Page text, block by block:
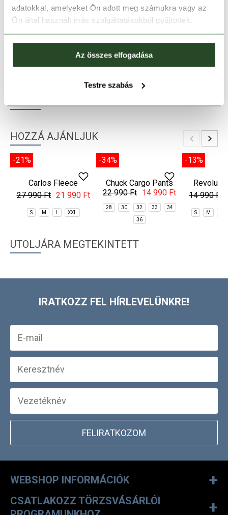
adatokkal, amelyeket Ön adott meg számukra vagy az
Ön által használt más szolgáltatásokból gyűjtöttek.
Az összes elfogadása
Testre szabás
30 napos visszaküldés
1-2 munkanapos szállítás
HOZZÁ AJÁNLJUK
Pullover
27 990 Ft 21 990 Ft
-34%
Chuck Cargo Pants
22 990 Ft 14 990 Ft
28 30 32 33 34
36
-13%
14 990 Ft
S M
UTOLJÁRA MEGTEKINTETT